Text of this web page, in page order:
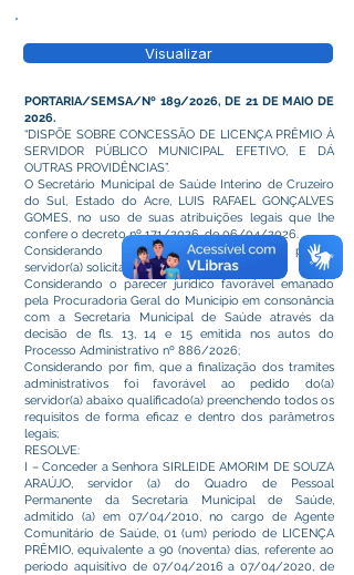
Visualizar
PORTARIA/SEMSA/Nº 189/2026, DE 21 DE MAIO DE
2026.
“DISPÕE SOBRE CONCESSÃO DE LICENÇA PRÊMIO À
SERVIDOR PÚBLICO MUNICIPAL EFETIVO, E DÁ
OUTRAS PROVIDÊNCIAS”.
O Secretário Municipal de Saúde Interino de Cruzeiro
do Sul, Estado do Acre, LUIS RAFAEL GONÇALVES
GOMES, no uso de suas atribuições legais que lhe
confere o decreto nº 171/2026, de 06/04/2026.
Considerando o pedido protocolado pelo(a)
servidor(a) solicitando Licença Prêmio;
Considerando o parecer jurídico favorável emanado
pela Procuradoria Geral do Município em consonância
com a Secretaria Municipal de Saúde através da
decisão de fls. 13, 14 e 15 emitida nos autos do
Processo Administrativo nº 886/2026;
Considerando por fim, que a finalização dos tramites
administrativos foi favorável ao pedido do(a)
servidor(a) abaixo qualificado(a) preenchendo todos os
requisitos de forma eficaz e dentro dos parâmetros
legais;
RESOLVE:
I – Conceder a Senhora SIRLEIDE AMORIM DE SOUZA
ARAÚJO, servidor (a) do Quadro de Pessoal
Permanente da Secretaria Municipal de Saúde,
admitido (a) em 07/04/2010, no cargo de Agente
Comunitário de Saúde, 01 (um) período de LICENÇA
PRÊMIO, equivalente a 90 (noventa) dias, referente ao
período aquisitivo de 07/04/2016 a 07/04/2020, de